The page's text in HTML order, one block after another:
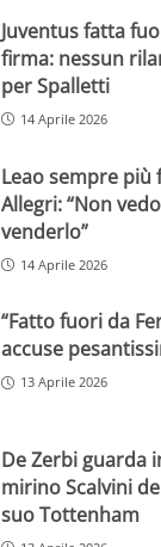
Juventus fatta
firma: nessun
per Spalletti
14 Aprile 2026
Leao sempre
Allegri: “Non
venderlo”
14 Aprile 2026
“Fatto fuori da
accuse
13 Aprile 2026
De Zerbi guarda
mirino Scalvini
suo Tottenham